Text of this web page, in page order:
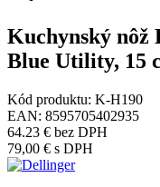
Kuchynský nôž
Blue Utility, 15
Kód produktu: K-H190
EAN: 8595705402935
64.23 € bez DPH
79,00 € s DPH